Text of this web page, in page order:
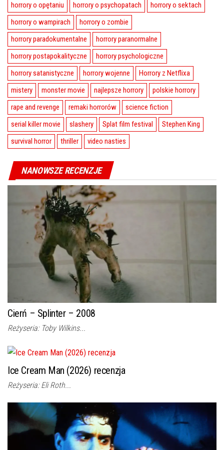
horrory o opętaniu
horrory o psychopatach
horrory o sektach
horrory o wampirach
horrory o zombie
horrory paradokumentalne
horrory paranormalne
horrory postapokalityczne
horrory psychologiczne
horrory satanistyczne
horrory wojenne
Horrory z Netflixa
mistery
monster movie najlepsze horrory
polskie horrory
rape and revenge
remaki horrorów
science fiction
serial killer movie
slashery Splat film festival
Stephen King
survival horror
thriller video nasties
NANOWSZE RECENZJE
Cierń – Splinter – 2008
Reżyseria: Toby Wilkins...
Ice Cream Man (2026) recenzja
Reżyseria: Eli Roth...